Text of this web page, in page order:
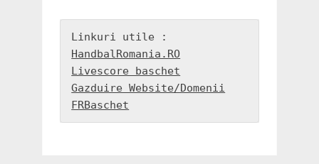
HandbalRomania.RO
Livescore baschet
Gazduire Website/Domenii
FRBaschet